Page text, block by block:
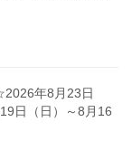
年8月23日
日（日）～8月16